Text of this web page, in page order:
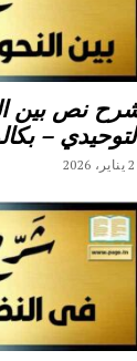
نص بين
–
2026